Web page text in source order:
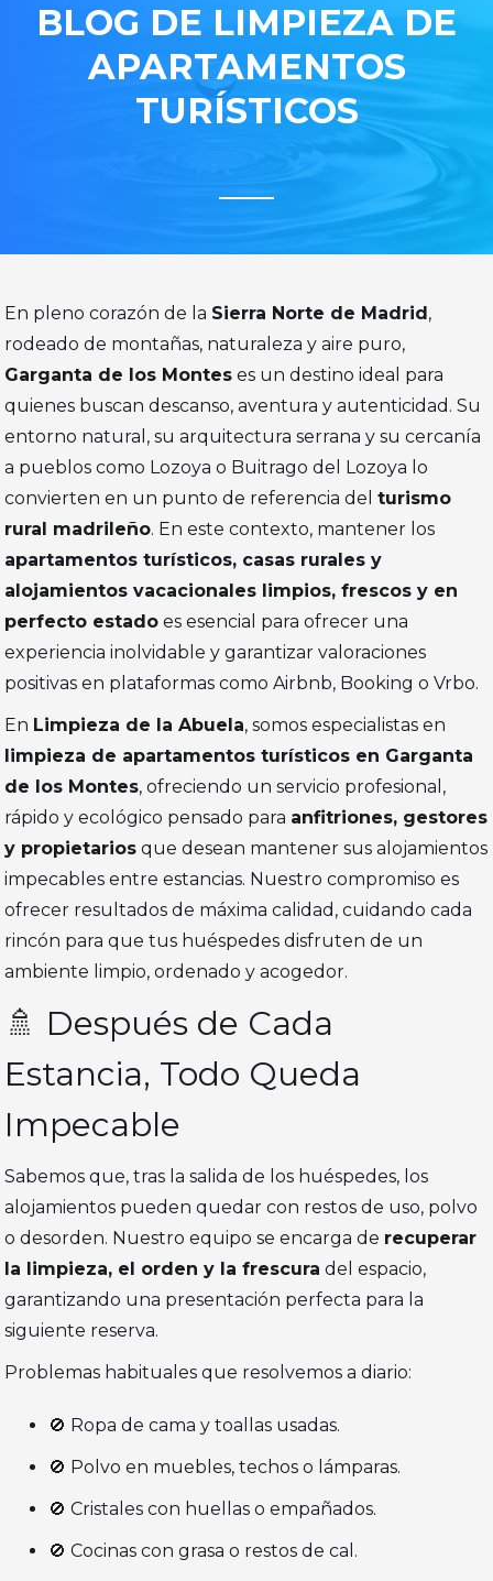
BLOG DE LIMPIEZA DE
APARTAMENTOS
TURÍSTICOS
En pleno corazón de la Sierra Norte de Madrid ,
rodeado de montañas, naturaleza y aire puro,
Garganta de los Montes es un destino ideal para
quienes buscan descanso, aventura y autenticidad. Su
entorno natural, su arquitectura serrana y su cercanía
a pueblos como Lozoya o Buitrago del Lozoya lo
convierten en un punto de referencia delturismo
rural madrileño. En este contexto, mantener los
apartamentos turísticos, casas rurales y
alojamientos vacacionales limpios, frescos y en
perfecto estado es esencial para ofrecer una
experiencia inolvidable y garantizar valoraciones
positivas en plataformas como Airbnb, Booking o Vrbo.
En Limpieza de la Abuela, somos especialistas en
limpieza de apartamentos turísticos en Garganta
de los Montes, ofreciendo un servicio profesional,
rápido y ecológico pensado para anfitriones, gestores
y propietarios que desean mantener sus alojamientos
impecables entre estancias. Nuestro compromiso es
ofrecer resultados de máxima calidad, cuidando cada
rincón para que tus huéspedes disfruten de un
ambiente limpio, ordenado y acogedor.
🚿 Después de Cada
Estancia, Todo Queda
Impecable
Sabemos que, tras la salida de los huéspedes, los
alojamientos pueden quedar con restos de uso, polvo
o desorden. Nuestro equipo se encarga de recuperar
la limpieza, el orden y la frescura del espacio,
garantizando una presentación perfecta para la
siguiente reserva.
Problemas habituales que resolvemos a diario:
🚫 Ropa de cama y toallas usadas.
🚫 Polvo en muebles, techos o lámparas.
🚫 Cristales con huellas o empañados.
🚫 Cocinas con grasa o restos de cal.